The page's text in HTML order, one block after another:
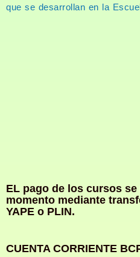
que se desarrollan en la
EL pago de los cursos
momento mediante
YAPE o PLIN.
CUENTA CORRIENTE